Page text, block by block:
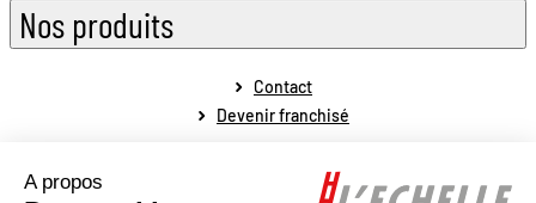
Nos produits
Contact
Devenir franchisé